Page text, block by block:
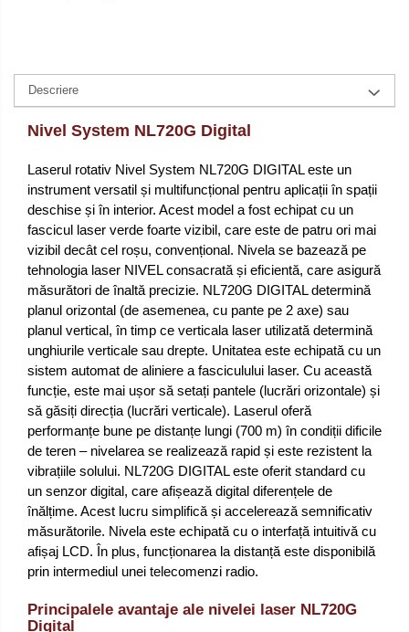
Descriere
Nivel System NL720G Digital
Laserul rotativ Nivel System NL720G DIGITAL este un
instrument versatil și multifuncțional pentru aplicații în spații
deschise și în interior. Acest model a fost echipat cu un
fascicul laser verde foarte vizibil, care este de patru ori mai
vizibil decât cel roșu, convențional. Nivela se bazează pe
tehnologia laser NIVEL consacrată și eficientă, care asigură
măsurători de înaltă precizie. NL720G DIGITAL determină
planul orizontal (de asemenea, cu pante pe 2 axe) sau
planul vertical, în timp ce verticala laser utilizată determină
unghiurile verticale sau drepte. Unitatea este echipată cu un
sistem automat de aliniere a fasciculului laser. Cu această
funcție, este mai ușor să setați pantele (lucrări orizontale) și
să găsiți direcția (lucrări verticale). Laserul oferă
performanțe bune pe distanțe lungi (700 m) în condiții dificile
de teren – nivelarea se realizează rapid și este rezistent la
vibrațiile solului. NL720G DIGITAL este oferit standard cu
un senzor digital, care afișează digital diferențele de
înălțime. Acest lucru simplifică și accelerează semnificativ
măsurătorile. Nivela este echipată cu o interfață intuitivă cu
afișaj LCD. În plus, funcționarea la distanță este disponibilă
prin intermediul unei telecomenzi radio.
Principalele avantaje ale nivelei laser NL720G
Digital